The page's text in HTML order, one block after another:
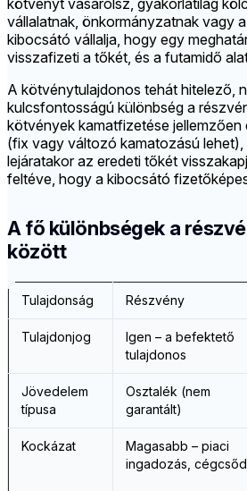
kötvényt vásárolsz, gyakorlatilag
vállalatnak, önkormányzatnak vagy
kibocsátó vállalja, hogy egy
visszafizeti a tőkét, és a futamidő
A kötvénytulajdonos tehát hitelező,
kulcsfontosságú különbség a
kötvények kamatfizetése
(fix vagy változó kamatozású
lejáratakor az eredeti tőkét
feltéve, hogy a kibocsátó
A fő különbségek a
között
Tulajdonság Részvény
Tulajdonjog
Igen – a befektető
tulajdonos
Jövedelem
típusa
Osztalék (nem
garantált)
Kockázat
Magasabb – piaci
ingadozás, cégcsőd